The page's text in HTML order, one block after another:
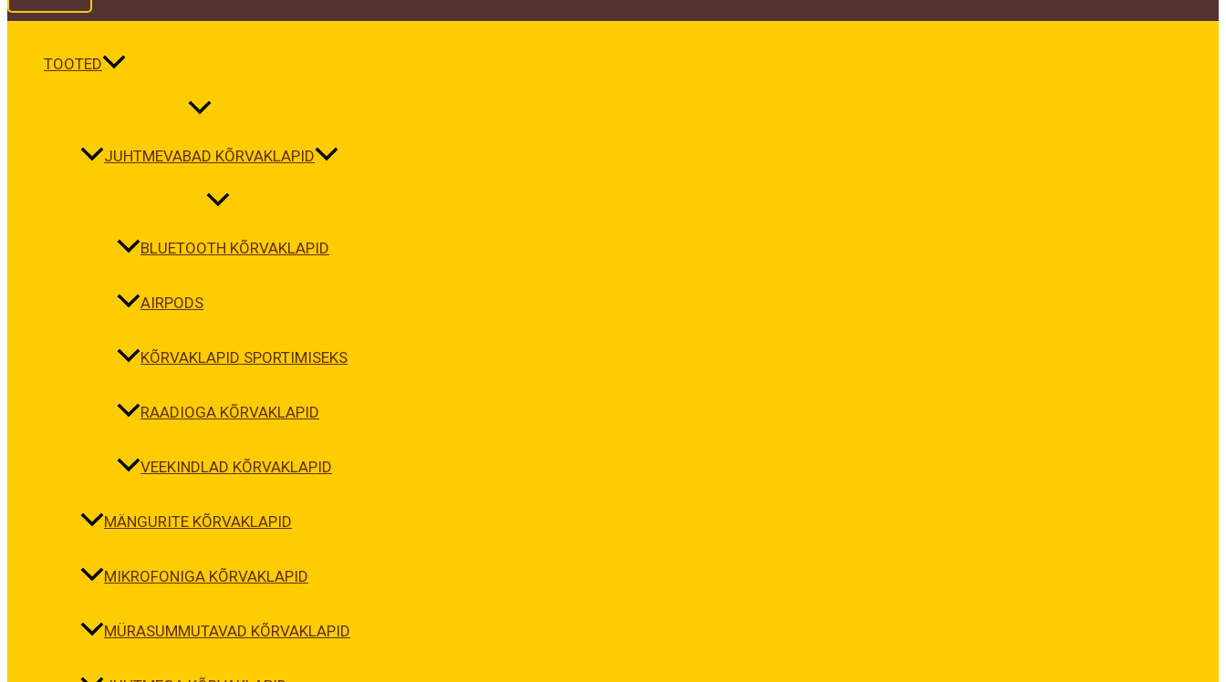
TOOTED
JUHTMEVABAD KÕRVAKLAPID
BLUETOOTH KÕRVAKLAPID
AIRPODS
KÕRVAKLAPID SPORTIMISEKS
RAADIOGA KÕRVAKLAPID
VEEKINDLAD KÕRVAKLAPID
MÄNGURITE KÕRVAKLAPID
MIKROFONIGA KÕRVAKLAPID
MÜRASUMMUTAVAD KÕRVAKLAPID